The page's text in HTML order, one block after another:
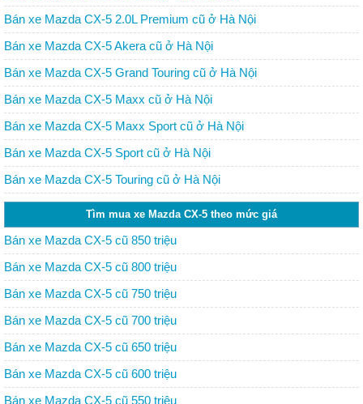
Bán xe Mazda CX-5 2.0L Premium cũ ở Hà Nội
Bán xe Mazda CX-5 Akera cũ ở Hà Nội
Bán xe Mazda CX-5 Grand Touring cũ ở Hà Nội
Bán xe Mazda CX-5 Maxx cũ ở Hà Nội
Bán xe Mazda CX-5 Maxx Sport cũ ở Hà Nội
Bán xe Mazda CX-5 Sport cũ ở Hà Nội
Bán xe Mazda CX-5 Touring cũ ở Hà Nội
Tìm mua xe Mazda CX-5 theo mức giá
Bán xe Mazda CX-5 cũ 850 triệu
Bán xe Mazda CX-5 cũ 800 triệu
Bán xe Mazda CX-5 cũ 750 triệu
Bán xe Mazda CX-5 cũ 700 triệu
Bán xe Mazda CX-5 cũ 650 triệu
Bán xe Mazda CX-5 cũ 600 triệu
Bán xe Mazda CX-5 cũ 550 triệu